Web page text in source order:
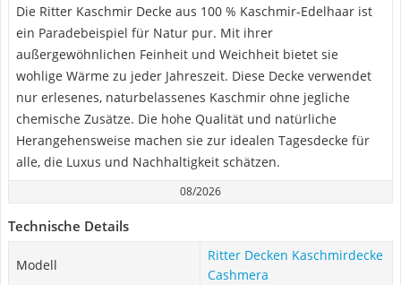
Die Ritter Kaschmir Decke aus 100 % Kaschmir-Edelhaar ist
ein Paradebeispiel für Natur pur. Mit ihrer
außergewöhnlichen Feinheit und Weichheit bietet sie
wohlige Wärme zu jeder Jahreszeit. Diese Decke verwendet
nur erlesenes, naturbelassenes Kaschmir ohne jegliche
chemische Zusätze. Die hohe Qualität und natürliche
Herangehensweise machen sie zur idealen Tagesdecke für
alle, die Luxus und Nachhaltigkeit schätzen.
08/2026
Technische Details
Modell
Ritter Decken Kaschmirdecke
Cashmera